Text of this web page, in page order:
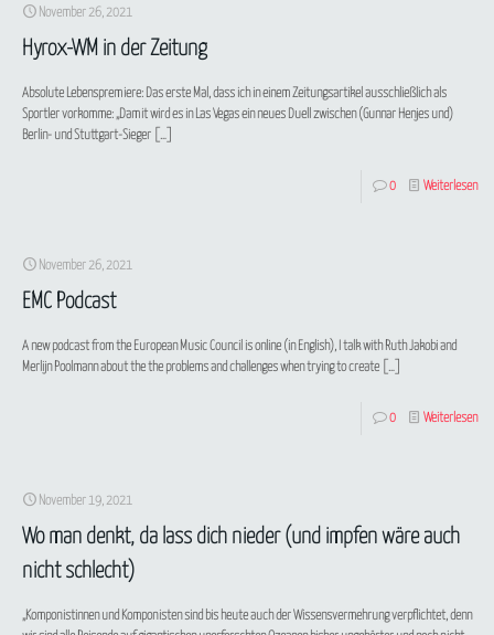
November 26, 2021
Hyrox-WM in der Zeitung
Absolute Lebenspremiere: Das erste Mal, dass ich in einem Zeitungsartikel ausschließlich als
Sportler vorkomme: „Damit wird es in Las Vegas ein neues Duell zwischen (Gunnar Henjes und)
Berlin- und Stuttgart-Sieger […]
0 Weiterlesen
November 26, 2021
EMC Podcast
A new podcast from the European Music Council is online (in English), I talk with Ruth Jakobi and
Merlijn Poolmann about the the problems and challenges when trying to create […]
0 Weiterlesen
November 19, 2021
Wo man denkt, da lass dich nieder (und impfen wäre auch
nicht schlecht)
„Komponistinnen und Komponisten sind bis heute auch der Wissensvermehrung verpflichtet, denn